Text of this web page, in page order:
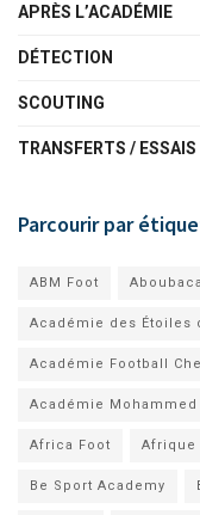
APRÈS L’ACADÉMIE
DÉTECTION
SCOUTING
TRANSFERTS / ESSAIS
Parcourir par
ABM Foot
Académie des Étoiles
Académie Football
Académie Mohammed
Africa Foot Afrique
Be Sport Academy